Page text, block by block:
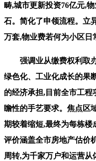
畴,城市更新投资76亿元,
石。简化了申领流程。立
万套,物业费若何为小区日
强调业从缴费权利取办
绿色化、工业化成长的果
的经济承担,目前全市工程
瞻性的手艺要求。焦点区
期较着缩短,最终为每栋楼
评价涵盖全市房地产估价
周转,为千家万户和运营